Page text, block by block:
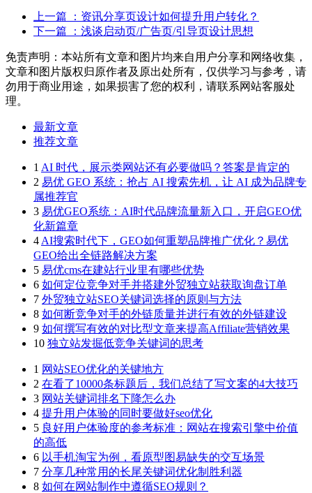
上一篇
：资讯分享页设计如何提升用户转化？
下一篇
：浅谈启动页/广告页/引导页设计思想
免责声明：本站所有文章和图片均来自用户分享和网络收集，
文章和图片版权归原作者及原出处所有，仅供学习与参考，请
勿用于商业用途，如果损害了您的权利，请联系网站客服处
理。
最新文章
推荐文章
1 AI 时代，展示类网站还有必要做吗？答案是肯定的
2 易优 GEO 系统：抢占 AI 搜索先机，让 AI 成为品牌专
属推荐官
3 易优GEO系统：AI时代品牌流量新入口，开启GEO优
化新篇章
4 AI搜索时代下，GEO如何重塑品牌推广优化？易优
GEO给出全链路解决方案
5 易优cms在建站行业里有哪些优势
6 如何定位竞争对手并搭建外贸独立站获取询盘订单
7 外贸独立站SEO关键词选择的原则与方法
8 如何断竞争对手的外链质量并进行有效的外链建设
9 如何撰写有效的对比型文章来提高Affiliate营销效果
10 独立站发掘低竞争关键词的思考
1 网站SEO优化的关键地方
2 在看了10000条标题后，我们总结了写文案的4大技巧
3 网站关键词排名下降怎么办
4 提升用户体验的同时要做好seo优化
5 良好用户体验度的参考标准：网站在搜索引擎中价值
的高低
6 以手机淘宝为例，看原型图易缺失的交互场景
7 分享几种常用的长尾关键词优化制胜利器
8 如何在网站制作中遵循SEO规则？